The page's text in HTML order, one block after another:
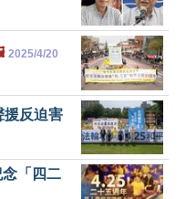
2025/4/20
援反迫害
念「四二